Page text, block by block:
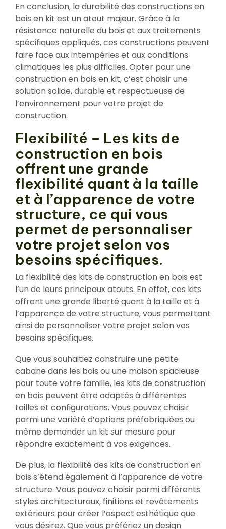
En conclusion, la durabilité des constructions en
bois en kit est un atout majeur. Grâce à la
résistance naturelle du bois et aux traitements
spécifiques appliqués, ces constructions peuvent
faire face aux intempéries et aux conditions
climatiques les plus difficiles. Opter pour une
construction en bois en kit, c’est choisir une
solution solide, durable et respectueuse de
l’environnement pour votre projet de
construction.
Flexibilité – Les kits de
construction en bois
offrent une grande
flexibilité quant à la taille
et à l’apparence de votre
structure, ce qui vous
permet de personnaliser
votre projet selon vos
besoins spécifiques.
La flexibilité des kits de construction en bois est
l’un de leurs principaux atouts. En effet, ces kits
offrent une grande liberté quant à la taille et à
l’apparence de votre structure, vous permettant
ainsi de personnaliser votre projet selon vos
besoins spécifiques.
Que vous souhaitiez construire une petite
cabane dans les bois ou une maison spacieuse
pour toute votre famille, les kits de construction
en bois peuvent être adaptés à différentes
tailles et configurations. Vous pouvez choisir
parmi une variété d’options préfabriquées ou
même demander un kit sur mesure pour
répondre exactement à vos exigences.
De plus, la flexibilité des kits de construction en
bois s’étend également à l’apparence de votre
structure. Vous pouvez choisir parmi différents
styles architecturaux, finitions et revêtements
extérieurs pour créer l’aspect esthétique que
vous désirez. Que vous préfériez un design